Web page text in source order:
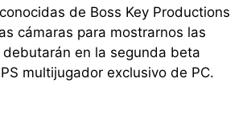
de Boss Key Productions
cámaras para mostrarnos las
en la segunda beta
multijugador exclusivo de PC.